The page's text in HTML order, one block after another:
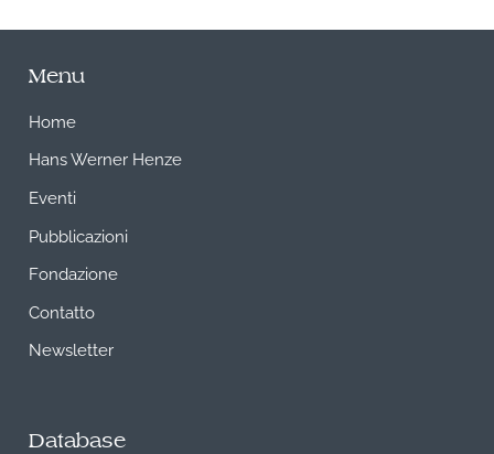
Menu
Home
Hans Werner Henze
Eventi
Pubblicazioni
Fondazione
Contatto
Newsletter
Database